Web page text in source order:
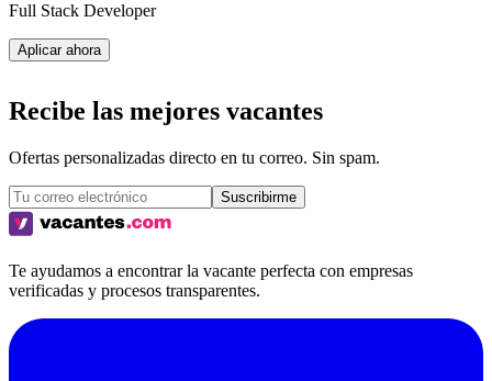
Full Stack Developer
Aplicar ahora
Recibe las mejores vacantes
Ofertas personalizadas directo en tu correo. Sin spam.
Suscribirme
Te ayudamos a encontrar la vacante perfecta con empresas
verificadas y procesos transparentes.